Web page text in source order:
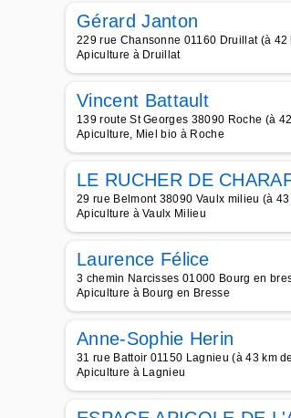
Gérard Janton
229 rue Chansonne 01160 Druillat (à
Apiculture à Druillat
Vincent Battault
139 route St Georges 38090 Roche (à
Apiculture, Miel bio à Roche
LE RUCHER DE
29 rue Belmont 38090 Vaulx milieu (à
Apiculture à Vaulx Milieu
Laurence Félice
3 chemin Narcisses 01000 Bourg en
Apiculture à Bourg en Bresse
Anne-Sophie Herin
31 rue Battoir 01150 Lagnieu (à 43 km
Apiculture à Lagnieu